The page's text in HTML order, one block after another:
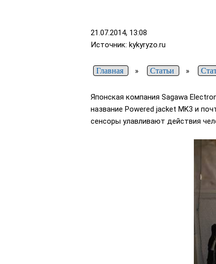
21.07.2014, 13:08
Источник: kykyryzo.ru
Главная » Статьи »
Японская компания Sagawa
название Powered jacket MK3 и
сенсоры улавливают действия